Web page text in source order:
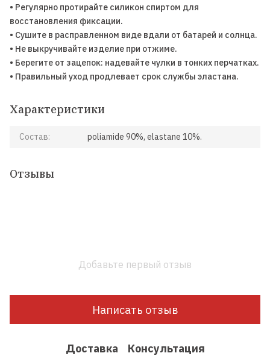
• Регулярно протирайте силикон спиртом для
восстановления фиксации.
• Сушите в расправленном виде вдали от батарей и солнца.
• Не выкручивайте изделие при отжиме.
• Берегите от зацепок: надевайте чулки в тонких перчатках.
• Правильный уход продлевает срок службы эластана.
Характеристики
Состав: poliamide 90%, elastane 10%.
Отзывы
Добавьте первый отзыв
Написать отзыв
Доставка Консультация